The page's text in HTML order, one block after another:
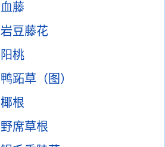
血藤
岩豆藤花
阳桃
鸭跖草（图）
椰根
野席草根